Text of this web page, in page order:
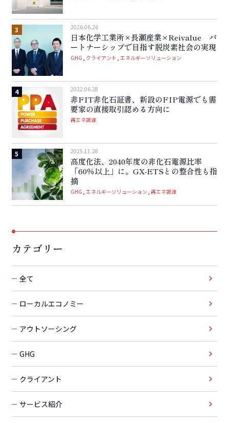
2026.06.26
日本化学工業所×長瀬産業×Reivalue パ
ートナーシップで目指す脱炭素社会の実現
GHG クライアント エネルギーソリューション
2022.06.28
非FIT非化石証書、新設のFIP電源でも需
要家の直接取引認める方向に
再エネ調達
2025.11.28
高度化法、2040年度の非化石電源比率
「60％以上」に。GX-ETSとの整合性も指
摘
GHG エネルギーソリューション 再エネ調達
カテゴリー
全て
ローカルエコノミー
アウトソーシング
GHG
クライアント
サービス紹介